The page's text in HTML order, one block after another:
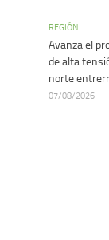
REGIÓN
Avanza el
de alta
norte
07/08/2026